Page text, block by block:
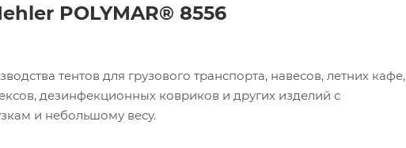
POLYMAR® 8556
тентов для грузового транспорта, навесов, летних кафе,
дезинфекционных ковриков и других изделий с
и небольшому весу.